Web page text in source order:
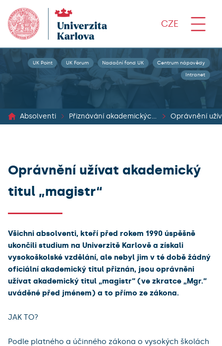
CZE
UK Point UK Forum Nadační fond UK Centrum nápovědy
Intranet
Absolventi Přiznávání akademických titulů Oprávnění
Oprávnění užívat akademický
titul „magistr“
Všichni absolventi, kteří před rokem 1990 úspěšně
ukončili studium na Univerzitě Karlově a získali
vysokoškolské vzdělání, ale nebyl jim v té době žádný
oficiální akademický titul přiznán, jsou oprávněni
užívat akademický titul „magistr“ (ve zkratce „Mgr.“
uváděné před jménem) a to přímo ze zákona.
JAK TO?
Podle platného a účinného zákona o vysokých školách